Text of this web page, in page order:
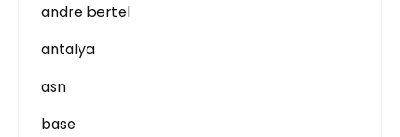
andre bertel
antalya
asn
base